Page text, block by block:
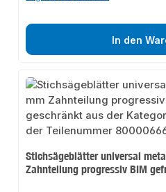
In den
Stichsägeblätter universal
Zahnteilung progressiv BIM